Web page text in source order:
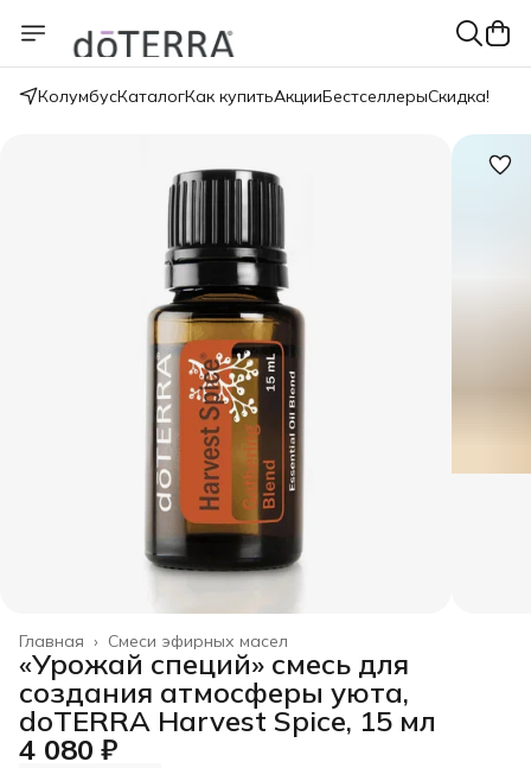
КолумбусКаталогКак купитьАкцииБестселлерыСкидка!
Смеси эфирных масел
Главная ›
«Урожай специй» cмесь для
создания атмосферы уюта,
doTERRA Harvest Spice, 15 мл
4 080 ₽